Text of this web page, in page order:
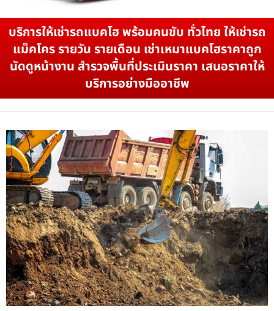
บริการให้เช่ารถแบคโฮ พร้อมคนขับ ทั่วไทย ให้เช่ารถ
แม็คโคร รายวัน รายเดือน เช่าเหมาแบคโฮราคาถูก
นัดดูหน้างาน สำรวจพื้นที่ประเมินราคา เสนอราคาให้
บริการอย่างมืออาชีพ